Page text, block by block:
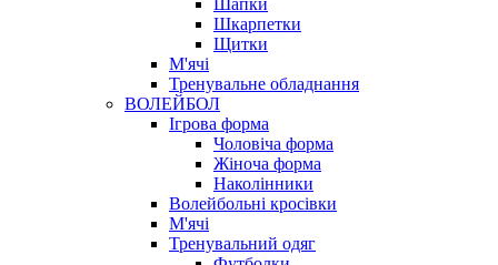
Шкарпетки
Щитки
М'ячі
Тренувальне обладнання
ВОЛЕЙБОЛ
Ігрова форма
Чоловіча форма
Жіноча форма
Наколінники
Волейбольні кросівки
М'ячі
Тренувальний одяг